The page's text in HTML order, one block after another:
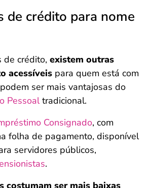
de crédito para nome
de crédito, existem outras
acessíveis para quem está com
ser mais vantajosas do
Pessoaltradicional.
Consignado, com
folha de pagamento, disponível
servidores públicos,
.
costumam ser mais baixas